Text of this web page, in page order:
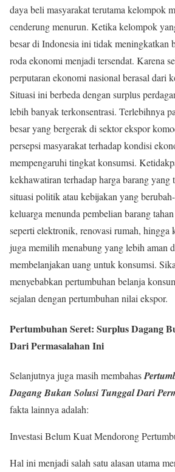
daya beli masyarakat terutama kelompok
cenderung menurun. Ketika kelompok
besar di Indonesia ini tidak meningkatkan
roda ekonomi menjadi tersendat. Karena
perputaran ekonomi nasional berasal dari
Situasi ini berbeda dengan surplus
lebih banyak terkonsentrasi. Terlebihnya
besar yang bergerak di sektor ekspor
persepsi masyarakat terhadap kondisi
mempengaruhi tingkat konsumsi.
kekhawatiran terhadap harga barang yang
situasi politik atau kebijakan yang
keluarga menunda pembelian barang
seperti elektronik, renovasi rumah, hingga
juga memilih menabung yang lebih aman
membelanjakan uang untuk konsumsi.
menyebabkan pertumbuhan belanja
sejalan dengan pertumbuhan nilai ekspor.
Pertumbuhan Seret: Surplus Dagang
Dari Permasalahan Ini
Selanjutnya juga masih membahas
Dagang Bukan Solusi Tunggal Dari
fakta lainnya adalah:
Investasi Belum Kuat Mendorong
Hal ini menjadi salah satu alasan utama